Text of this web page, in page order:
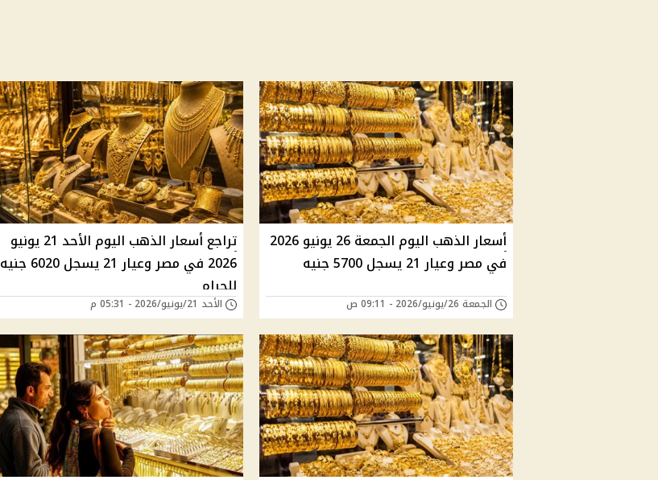
أسعار الذهب اليوم الجمعة 26 يونيو 2026
في مصر وعيار 21 يسجل 5700 جنيه
الجمعة 26/يونيو/2026 - 09:11 ص
تراجع أسعار الذهب اليوم الأحد 21 يونيو
2026 في مصر وعيار 21 يسجل 6020 جنيه
للجرام
الأحد 21/يونيو/2026 - 05:31 م